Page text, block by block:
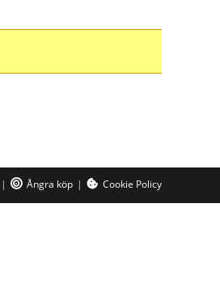
Ångra köp Cookie Policy